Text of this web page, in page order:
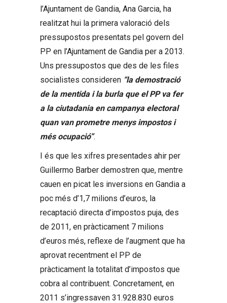
l’Ajuntament de Gandia, Ana Garcia, ha
realitzat hui la primera valoració dels
pressupostos presentats pel govern del
PP en l’Ajuntament de Gandia per a 2013.
Uns pressupostos que des de les files
socialistes consideren “la demostració
de la mentida i la burla que el PP va fer
a la ciutadania en campanya electoral
quan van prometre menys impostos i
més ocupació”.
I és que les xifres presentades ahir per
Guillermo Barber demostren que, mentre
cauen en picat les inversions en Gandia a
poc més d’1,7 milions d’euros, la
recaptació directa d’impostos puja, des
de 2011, en pràcticament 7 milions
d’euros més, reflexe de l’augment que ha
aprovat recentment el PP de
pràcticament la totalitat d’impostos que
cobra al contribuent. Concretament, en
2011 s’ingressaven 31.928.830 euros